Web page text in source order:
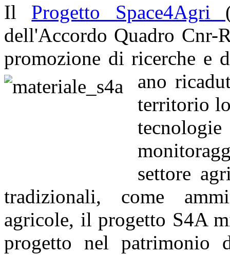
Il Progetto Space4Agri
dell'Accordo Quadro Cnr-
promozione di ricerche e
ano
territorio
settore
tradizionali, come
agricole, il progetto S4A
progetto nel patrimonio